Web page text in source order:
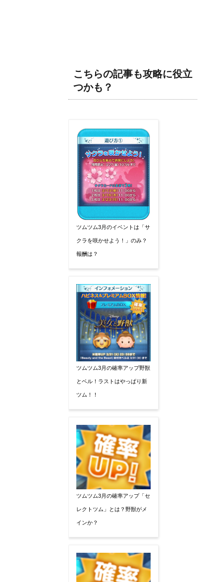
こちらの記事も攻略に役立
つかも？
ツムツム3月のイベントは「サ
クラを咲かせよう！」のみ？
報酬は？
ツムツム3月の確率アップ野獣
とベル！ラストはやっぱり新
ツム！！
ツムツム3月の確率アップ「セ
レクトツム」とは？野獣がメ
インか？